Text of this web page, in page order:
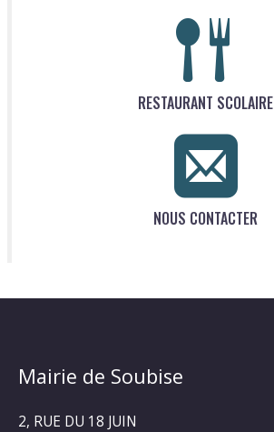
RESTAURANT SCOLAIRE
NOUS CONTACTER
Mairie de Soubise
2, RUE DU 18 JUIN